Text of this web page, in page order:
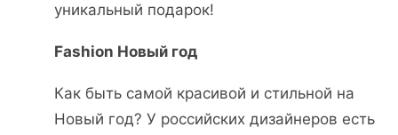
уникальный подарок!
Fashion Новый год
Как быть самой красивой и стильной на
Новый год? У российских дизайнеров есть